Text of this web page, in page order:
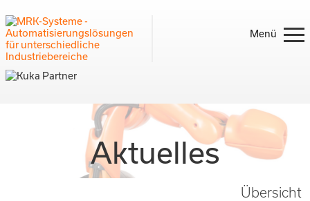
Home
Leistungen
Aktuelles
Übersicht